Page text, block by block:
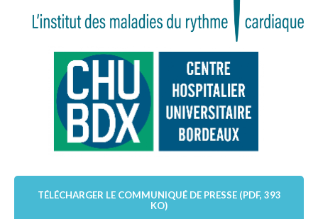
TÉLÉCHARGER LE COMMUNIQUÉ DE PRESSE (PDF, 393
KO)